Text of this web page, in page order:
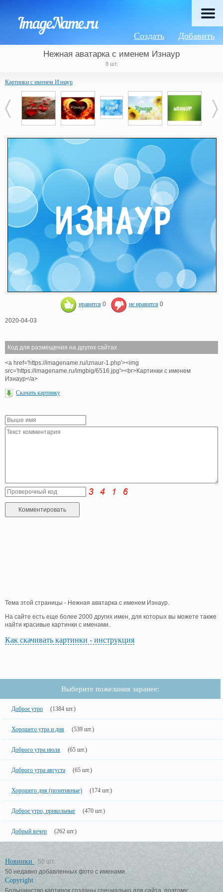
Добавить
Создать
Нежная аватарка с именем Изнаур
8 шт.
Картинки с именем Изнаур
нравится 0 не нравится 0
2020-04-03
Код для размещения на других сайтах
<a href='https://imagename.ru/iznaur-1.php'><img
src='https://imagename.ru/imgbig/6516.jpg'><br>Картинки с именем
Изнаур</a>
Скачать картинку
Тема этой страницы - Нежная аватарка с именем Изнаур.
На сайте есть еще более 2000 других имен, для которых вы можете также
найти красивые картинки с именами.
Как скачивать картинки - инструкция
Выберите пожелания заранее:
Доброе утро (1384 шт.)
Хорошего утра и дня (539 шт.)
Доброго утра июля (65 шт.)
Доброго утра августа (65 шт.)
Хорошего дня (позитивные) (174 шт.)
Доброе утро, прикольные (470 шт.)
Добрый вечер (262 шт.)
Новинки
50 шт.
50 недавно добавленных фото с именами.
Copyright